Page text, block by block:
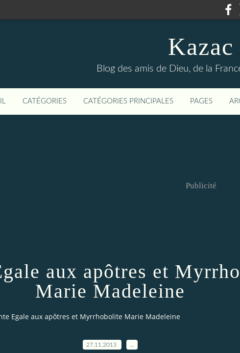
Kazac
Blog des amis de Dieu, de la
CATÉGORIES CATÉGORIES PRINCIPALES PAGES
Publicité
aux apôtres et
Marie Madeleine
Egale aux apôtres et Myrrhobolite Marie Madeleine
27.11.2013